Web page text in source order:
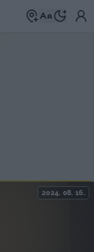
2024. 08. 16.